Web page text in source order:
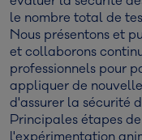
le nombre total de
Nous présentons et
et collaborons
professionnels pour
appliquer de
d'assurer la sécurité
Principales étapes